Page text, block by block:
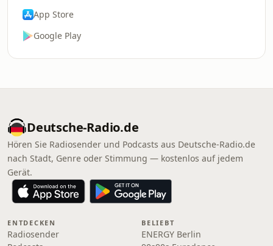
App Store
Google Play
Deutsche-Radio.de
Hören Sie Radiosender und Podcasts aus Deutsche-Radio.de
nach Stadt, Genre oder Stimmung — kostenlos auf jedem
Gerät.
ENTDECKEN
Radiosender
BELIEBT
ENERGY Berlin